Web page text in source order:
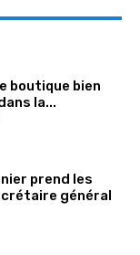
boutique bien
la...
prend les
général